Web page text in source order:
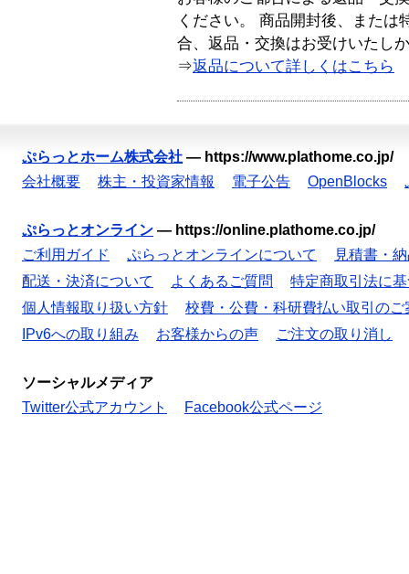
ください。 商品開封後、または
合、返品・交換はお受けいたし
⇒返品について詳しくはこちら
ぷらっとホーム株式会社 — https://www.plathome.co.jp/
会社概要
株主・投資家情報 電子公告 OpenBlocks
ぷらっとオンライン — https://online.plathome.co.jp/
ご利用ガイド
ぷらっとオンラインについて
見積書・
配送・決済について
よくあるご質問
特定商取引法に
個人情報取り扱い方針
校費・公費・科研費払い取引のご
IPv6への取り組み
お客様からの声 ご注文の取り消し
ソーシャルメディア
Twitter公式アカウント
Facebook公式ページ